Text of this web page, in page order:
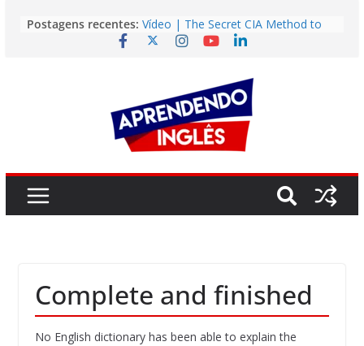
para
Postagens recentes: Vídeo | The Secret CIA Method to
Learn Any Language in 11 Days
Vídeo | Do imaginary friends make
you smarter?
Story | Brasília: The City That Rose
from the Wilderness
Easy English Song | Somewhere
Over the Rainbow (Israel
Complete and finished
No English dictionary has been able to explain the